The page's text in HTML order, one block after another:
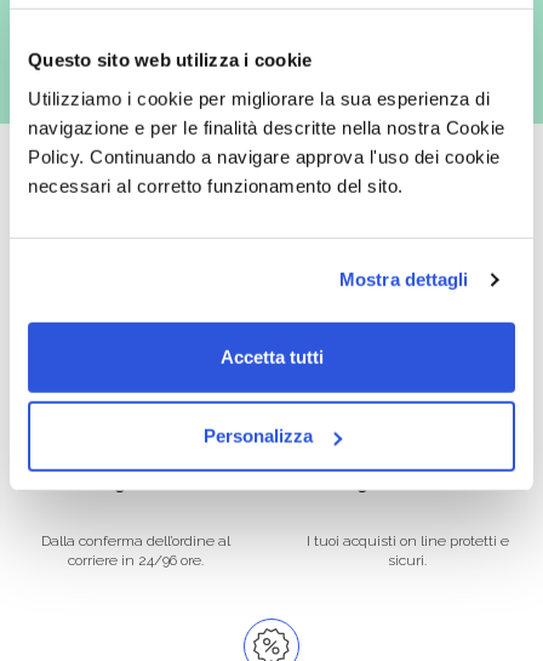
Questo sito web utilizza i cookie
Utilizziamo i cookie per migliorare la sua esperienza di
navigazione e per le finalità descritte nella nostra Cookie
Policy. Continuando a navigare approva l'uso dei cookie
necessari al corretto funzionamento del sito.
Mostra dettagli
Accetta tutti
Personalizza
Oltre 50.000 prodotti
per soddisfare tutte le esigenze.
Spedizione gratuita
la spedizione la regaliamo noi.
Dalla conferma dell’ordine al
corriere in 24/96 ore.
I tuoi acquisti on line protetti e
sicuri.